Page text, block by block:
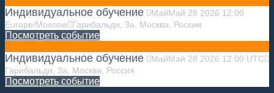
Индивидуальное обучение МайМай 28 2026 12:00
Europe/Moscow Гарибальди, 3а, Москва, Россия
Посмотреть событие
Индивидуальное обучение МайМай 28 2026 12:00 UTC
Гарибальди, 3а, Москва, Россия
Посмотреть событие